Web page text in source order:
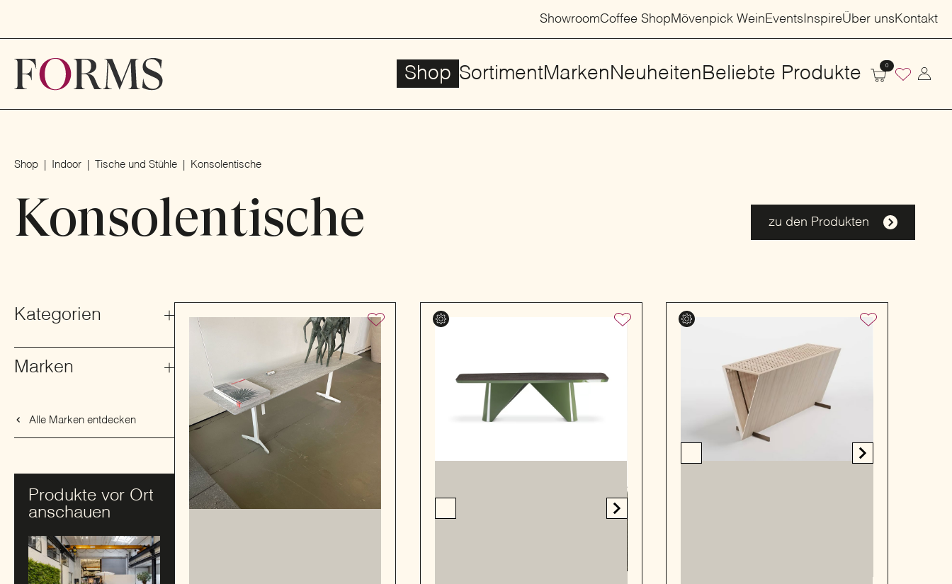
ShowroomCoffee ShopMövenpick WeinEvents InspireÜber unsKontakt
Shop SortimentMarken Neuheiten Beliebte Produkte 0
Shop Indoor Tische und Stühle Konsolentische
Konsolentische zu den Produkten
Kategorien
Marken
Alle Marken entdecken
Produkte vor Ort
anschauen